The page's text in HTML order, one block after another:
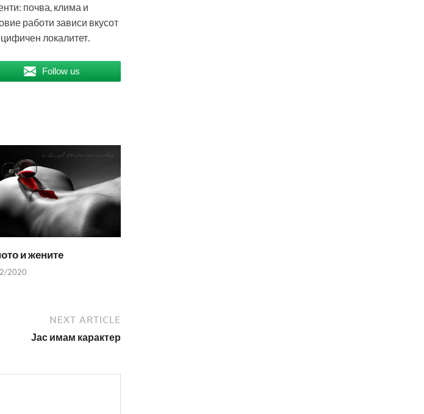
почва, клима и
работи зависи вкусот
локалитет.
Follow us
и жените
2020
NEXT ARTICLE
Јас имам карактер